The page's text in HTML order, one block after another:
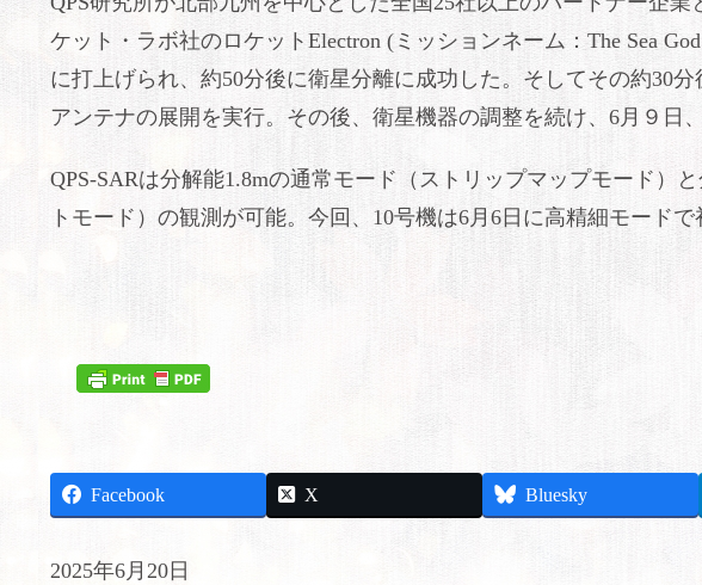
ケット・ラボ社のロケットElectron (ミッションネーム：The Sea
に打上げられ、約50分後に衛星分離に成功した。そしてその約30
アンテナの展開を実行。その後、衛星機器の調整を続け、6月９日
QPS-SARは分解能1.8mの通常モード（ストリップマップモード）
トモード）の観測が可能。今回、10号機は6月6日に高精細モードで
Facebook X Bluesky
2025年6月20日